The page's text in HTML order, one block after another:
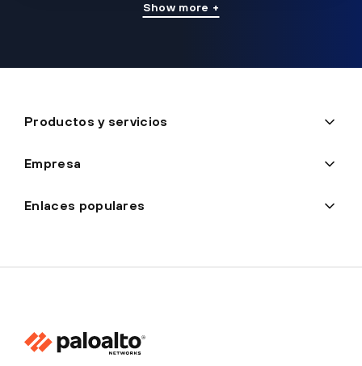
Show more +
Productos y servicios
Empresa
Enlaces populares